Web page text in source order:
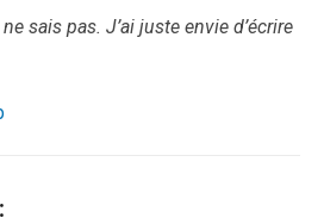
sais pas. J’ai juste envie d’écrire